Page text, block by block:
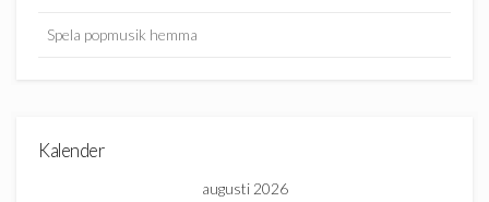
Spela popmusik hemma
Kalender
augusti 2026